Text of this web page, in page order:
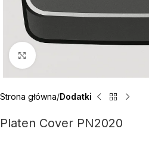
Kliknij aby powiększyć
Strona główna Dodatki
Platen Cover PN2020